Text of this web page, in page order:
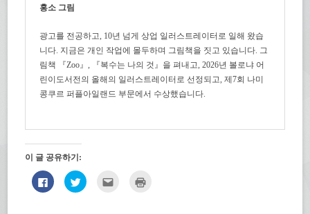
홍소 그림
광고를 전공하고, 10년 넘게 상업 일러스트레이터로 일해 왔습
니다. 지금은 개인 작업에 몰두하며 그림책을 짓고 있습니다. 그
림책 『Zoo』, 『복수는 나의 것』을 펴내고, 2026년 볼로냐 어
린이도서전의 올해의 일러스트레이터로 선정되고, 제7회 나미
콩쿠르 퍼플아일랜드 부문에서 수상했습니다.
이 글 공유하기:
페
이
트
위